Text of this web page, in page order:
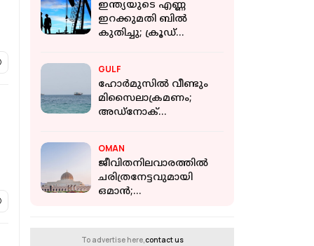
ഇന്ത്യയുടെ എണ്ണ
ഇറക്കുമതി ബിൽ
കുതിച്ചു; ക്രൂഡ്
GULF
ഹോർമുസിൽ വീണ്ടും
മിസൈലാക്രമണം;
അഡ്‌നോക്
OMAN
ജീവിതനിലവാരത്തിൽ
ചരിത്രനേട്ടവുമായി
ഒമാൻ;
To advertise here,contact us